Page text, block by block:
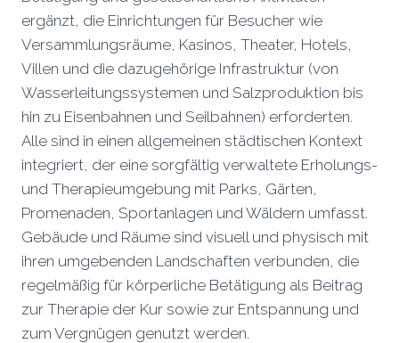
ergänzt, die Einrichtungen für Besucher wie
Versammlungsräume, Kasinos, Theater, Hotels,
Villen und die dazugehörige Infrastruktur (von
Wasserleitungssystemen und Salzproduktion bis
hin zu Eisenbahnen und Seilbahnen) erforderten.
Alle sind in einen allgemeinen städtischen Kontext
integriert, der eine sorgfältig verwaltete Erholungs-
und Therapieumgebung mit Parks, Gärten,
Promenaden, Sportanlagen und Wäldern umfasst.
Gebäude und Räume sind visuell und physisch mit
ihren umgebenden Landschaften verbunden, die
regelmäßig für körperliche Betätigung als Beitrag
zur Therapie der Kur sowie zur Entspannung und
zum Vergnügen genutzt werden.